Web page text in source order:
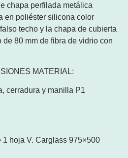
chapa perfilada metálica
en poliéster silicona color
techo y la chapa de cubierta
80 mm de fibra de vidrio con
MATERIAL:
cerradura y manilla P1
1 hoja V. Carglass 975×500